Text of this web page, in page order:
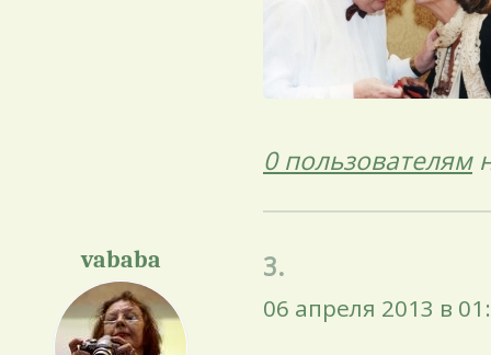
0 пользователям
vababa 3.
06 апреля 2013 в